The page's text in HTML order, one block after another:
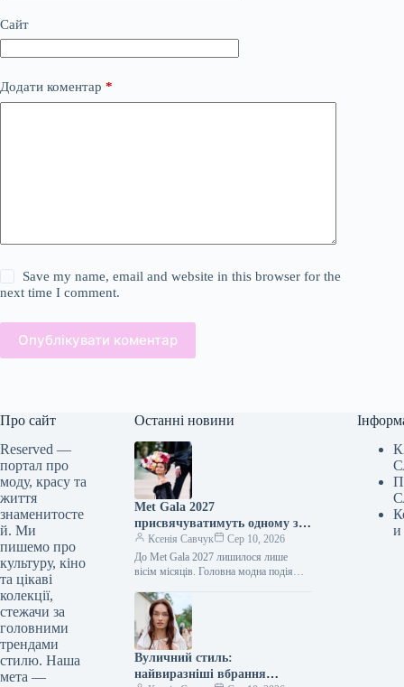
Сайт
Додати коментар *
Save my name, email and website in this browser for the
next time I comment.
Опублікувати коментар
Про сайт
Reserved —
портал про
моду, красу та
життя
знаменитосте
й. Ми
пишемо про
культуру, кіно
та цікаві
колекції,
стежачи за
головними
трендами
стилю. Наша
мета —
Останні новини
Met Gala 2027
присвячуватимуть одному з
найдискусійніших кутюр’є
сучасності
Ксенія Савчук
Сер 10, 2026
До Met Gala 2027 лишилося лише
вісім місяців. Головна модна подія
понеділок травня 2027…
Вуличний стиль:
найвиразніші вбрання
и